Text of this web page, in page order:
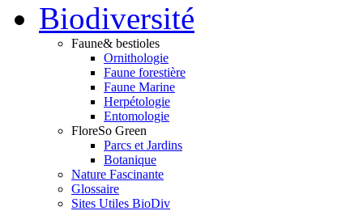
Biodiversité
Faune& bestioles
Ornithologie
Faune forestière
Faune Marine
Herpétologie
Entomologie
FloreSo Green
Parcs et Jardins
Botanique
Nature Fascinante
Glossaire
Sites Utiles BioDiv